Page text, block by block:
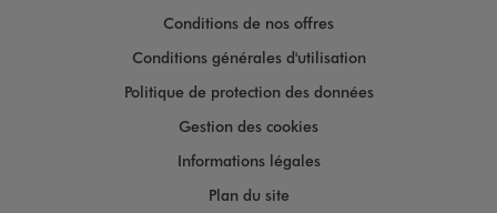
Conditions de nos offres
Conditions générales d'utilisation
Politique de protection des données
Gestion des cookies
Informations légales
Plan du site